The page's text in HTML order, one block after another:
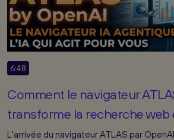
6:48
Comment le navigateur
transforme la recherche web
L'arrivée du navigateur ATLAS par